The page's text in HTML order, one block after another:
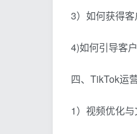
3）如何获得
4)如何引导客
四、TikTok运
1）视频优化